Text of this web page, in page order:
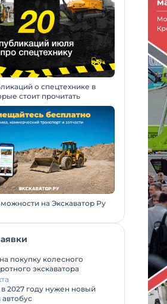
о спецтехнике в
стоит прочитать
на Экскаватор Ру
покупку колесного
экскаватора
в 2027 году нужен новый